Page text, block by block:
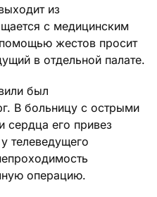
из
с медицинским
жестов просит
в отдельной палате.
был
В больницу с острыми
сердца его привез
телеведущего
операцию.